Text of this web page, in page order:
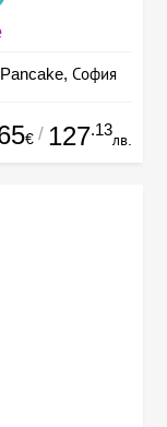
Pancake, София
€ / 127.13
лв.